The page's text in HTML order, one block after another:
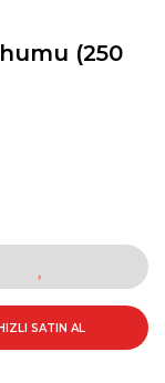
(250
SATIN AL